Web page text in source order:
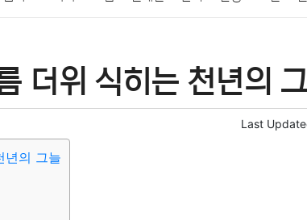
의료 의학 경제 마케팅 부동산 외국어
더위 식히는 천년의
Last
년의 그늘